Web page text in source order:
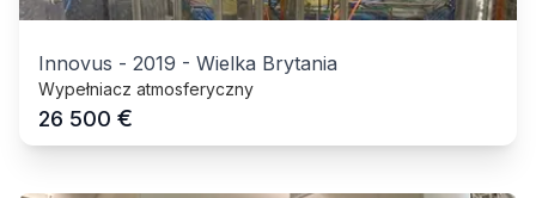
Innovus - 2019 - Wielka Brytania
Wypełniacz atmosferyczny
26 500 €